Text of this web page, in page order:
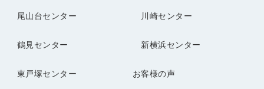
尾山台センター 川崎センター
鶴見センター 新横浜センター
東戸塚センター お客様の声